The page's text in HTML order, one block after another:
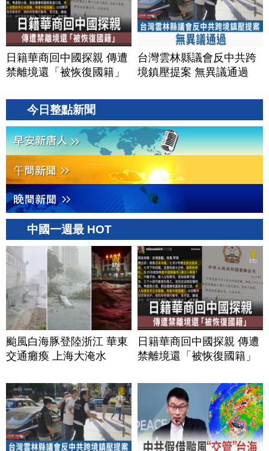
日籍華商回中國探親 傳遭
禁離境還「被恢復國籍」
台灣雲林縣議會反中共跨
境鎮壓提案 無異議通過
今日整點新聞
中國一週最 HOT
颱風白海豚登陸浙江 華東
交通癱瘓 上海大淹水
日籍華商回中國探親 傳遭
禁離境還「被恢復國籍」